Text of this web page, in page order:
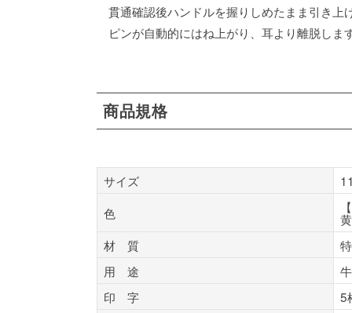
貫通確認後ハンドルを握りしめたまま引き上
ピンが自動的にはね上がり、耳より離脱しま
商品規格
サイズ
色
材 質
用 途
牛
印 字
5